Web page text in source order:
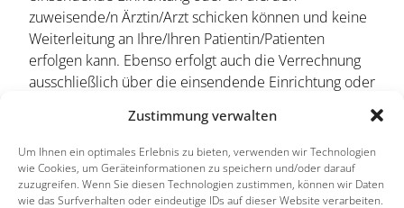
Zustimmung verwalten
Um Ihnen ein optimales Erlebnis zu bieten, verwenden wir Technologien
wie Cookies, um Geräteinformationen zu speichern und/oder darauf
zuzugreifen. Wenn Sie diesen Technologien zustimmen, können wir Daten
wie das Surfverhalten oder eindeutige IDs auf dieser Website verarbeiten.
zuweisende/n Ärztin/Arzt schicken können und keine
Weiterleitung an Ihre/Ihren Patientin/Patienten
erfolgen kann. Ebenso erfolgt auch die Verrechnung
ausschließlich über die einsendende Einrichtung oder
ZURÜCK